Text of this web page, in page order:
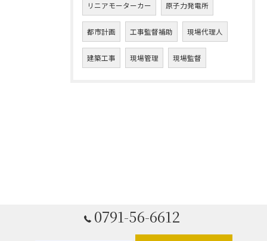
リニアモーターカー 原子力発電所
都市計画 工事監督補助 現場代理人
建築工事 現場管理 現場監督
0791-56-6612